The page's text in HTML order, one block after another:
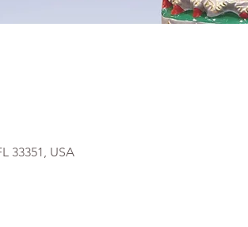
33351, USA